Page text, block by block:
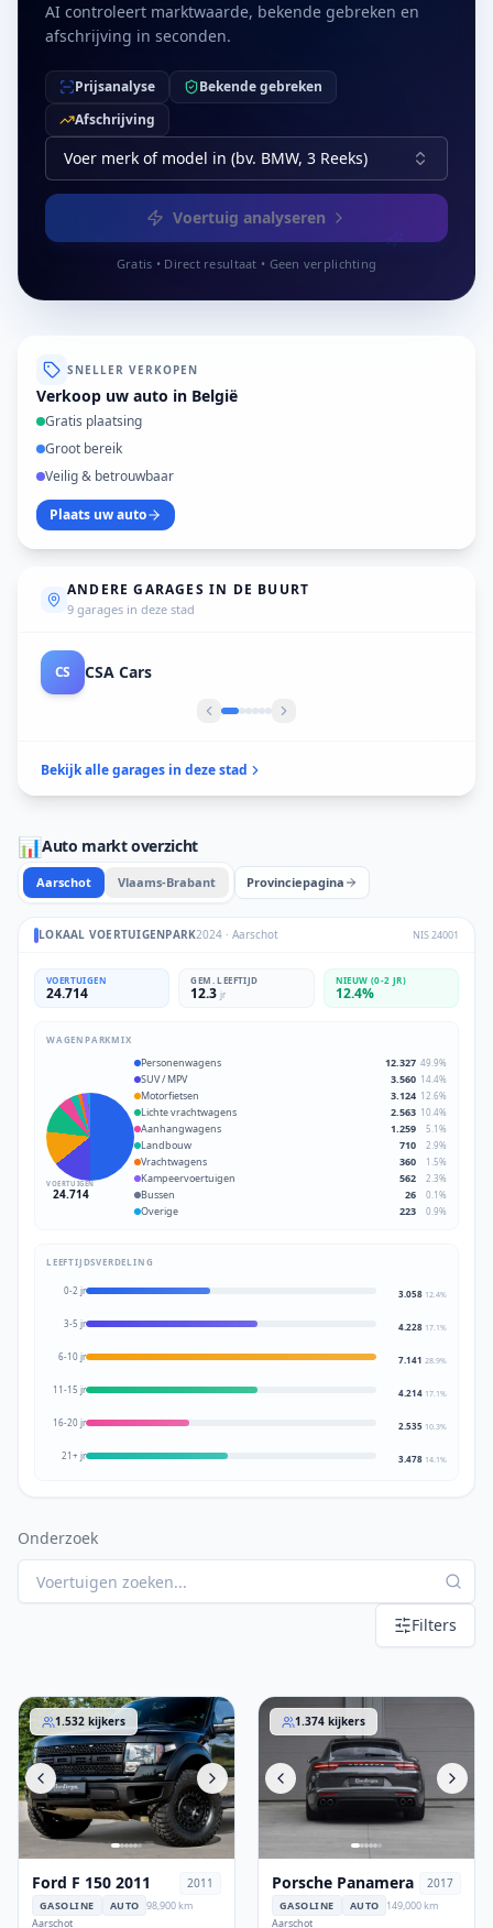
AI controleert marktwaarde, bekende gebreken en
afschrijving in seconden.
Prijsanalyse
Bekende gebreken
Afschrijving
Voer merk of model in (bv. BMW, 3 Reeks)
Voertuig analyseren
Gratis • Direct resultaat • Geen verplichting
SNELLER VERKOPEN
Verkoop uw auto in België
Gratis plaatsing
Groot bereik
Veilig & betrouwbaar
Plaats uw auto
ANDERE GARAGES IN DE BUURT
9 garages in deze stad
GA Garage Feyaerts
Bekijk alle garages in deze stad
📊Auto markt overzicht
Aarschot Vlaams-Brabant Provinciepagina
LOKAAL VOERTUIGENPARK2024 ·Aarschot NIS24001
VOERTUIGEN
24.714
GEM. LEEFTIJD
12.3 jr
NIEUW (0-2 JR)
12.4%
WAGENPARKMIX
VOERTUIGEN
24.714
Personenwagens 12.327 49.9%
SUV / MPV 3.560 14.4%
Motorfietsen 3.124 12.6%
Lichte vrachtwagens 2.563 10.4%
Aanhangwagens 1.259 5.1%
Landbouw 710 2.9%
Vrachtwagens 360 1.5%
Kampeervoertuigen 562 2.3%
Bussen 26 0.1%
Overige 223 0.9%
LEEFTIJDSVERDELING
0-2 jr 3.058 12.4%
3-5 jr 4.228 17.1%
6-10 jr 7.141 28.9%
11-15 jr 4.214 17.1%
16-20 jr 2.535 10.3%
21+ jr 3.478 14.1%
Onderzoek
Filters
Ford F 150 2011
1.532 kijkers
Ford F 150 2011 2011
GASOLINE AUTO 98,900 km
Aarschot
Porsche Panamera
1.374 kijkers
Porsche Panamera 2017
GASOLINE AUTO
149,000 km
Aarschot